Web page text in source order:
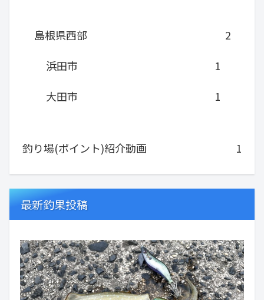
島根県西部
2
浜田市
1
大田市
1
釣り場(ポイント)紹介動画 1
最新釣果投稿